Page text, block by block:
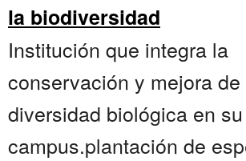
la biodiversidad
Institución que integra la
conservación y mejora de
diversidad biológica en
campus.plantación de